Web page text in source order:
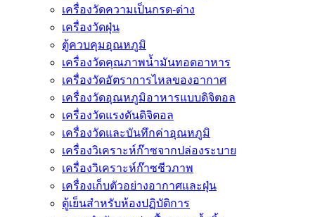
เครื่องวัดความเป็นกรด-ด่าง
เครื่องวัดฝุ่น
ตู้ควบคุมอุณหภูมิ
เครื่องวัดคุณภาพน้ำมันทอดอาหาร
เครื่องวัดอัตราการไหลของอากาศ
เครื่องวัดอุณหภูมิอาหารแบบดิจิตอล
เครื่องวัดแรงดันดิจิตอล
เครื่องวัดและบันทึกค่าอุณหภูมิ
เครื่องวิเคราะห์ก๊าซจากปล่องระบาย
เครื่องวิเคราะห์ก๊าซชีวภาพ
เครื่องเก็บตัวอย่างอากาศเเละฝุ่น
ตู้เย็นสำหรับห้องปฏิบัติการ